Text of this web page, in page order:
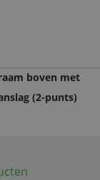
boven met
(2-punts)